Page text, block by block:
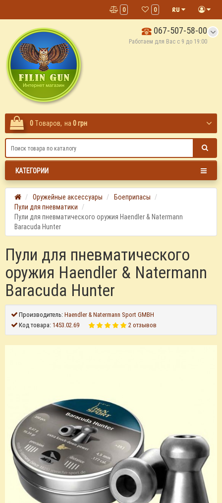
0
0
067-507-58-00
Работаем для Вас с 9 до 19:00
0 Tоваров, на 0 грн
КАТЕГОРИИ
Оружейные аксессуары
Боеприпасы
Пули для пневматики
Пули для пневматического оружия Haendler & Natermann
Baracuda Hunter
Пули для пневматического
оружия Haendler & Natermann
Baracuda Hunter
Производитель:Haendler & Natermann Sport GMBH
Код товара:1453.02.69 2 отзывов